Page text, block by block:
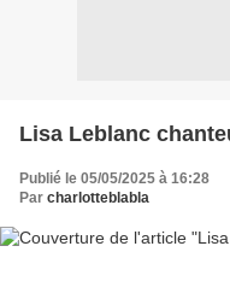
Lisa Leblanc
Publié le 05/05/2025 à 16:28
Par charlotteblabla